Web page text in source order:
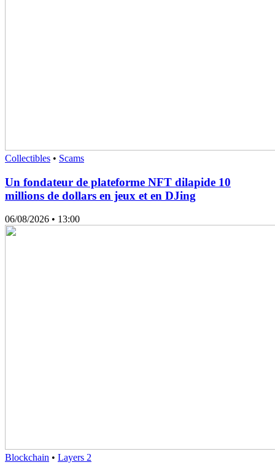
Collectibles • Scams
Un fondateur de plateforme NFT dilapide 10
millions de dollars en jeux et en DJing
06/08/2026 • 13:00
Blockchain • Layers 2